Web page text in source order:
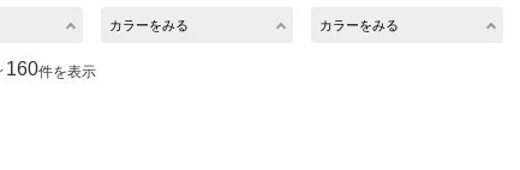
カラーをみる カラーをみる
160件を表示